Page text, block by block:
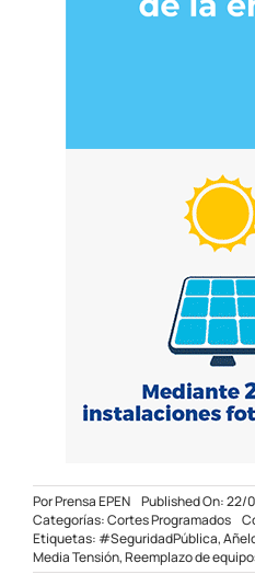
PorPrensa EPEN Published On: 22/
Categorías:Cortes Programados
Etiquetas: #SeguridadPública,
Media Tensión,Reemplazo de